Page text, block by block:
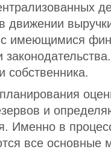
движении
с имеющимися
собственника.
и
Именно в
все